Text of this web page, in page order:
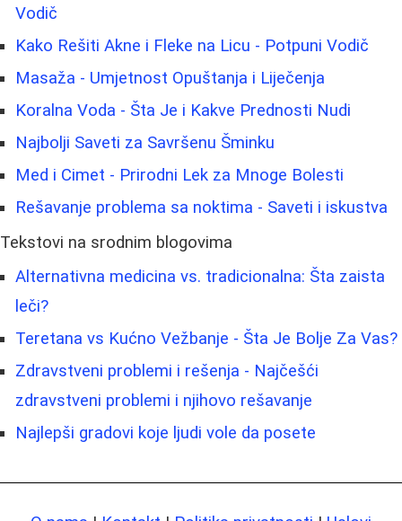
Vodič
Kako Rešiti Akne i Fleke na Licu - Potpuni Vodič
Masaža - Umjetnost Opuštanja i Liječenja
Koralna Voda - Šta Je i Kakve Prednosti Nudi
Najbolji Saveti za Savršenu Šminku
Med i Cimet - Prirodni Lek za Mnoge Bolesti
Rešavanje problema sa noktima - Saveti i iskustva
Tekstovi na srodnim blogovima
Alternativna medicina vs. tradicionalna: Šta zaista
leči?
Teretana vs Kućno Vežbanje - Šta Je Bolje Za Vas?
Zdravstveni problemi i rešenja - Najčešći
zdravstveni problemi i njihovo rešavanje
Najlepši gradovi koje ljudi vole da posete